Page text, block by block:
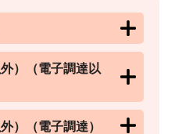
）（電子調達以
）（電子調達）